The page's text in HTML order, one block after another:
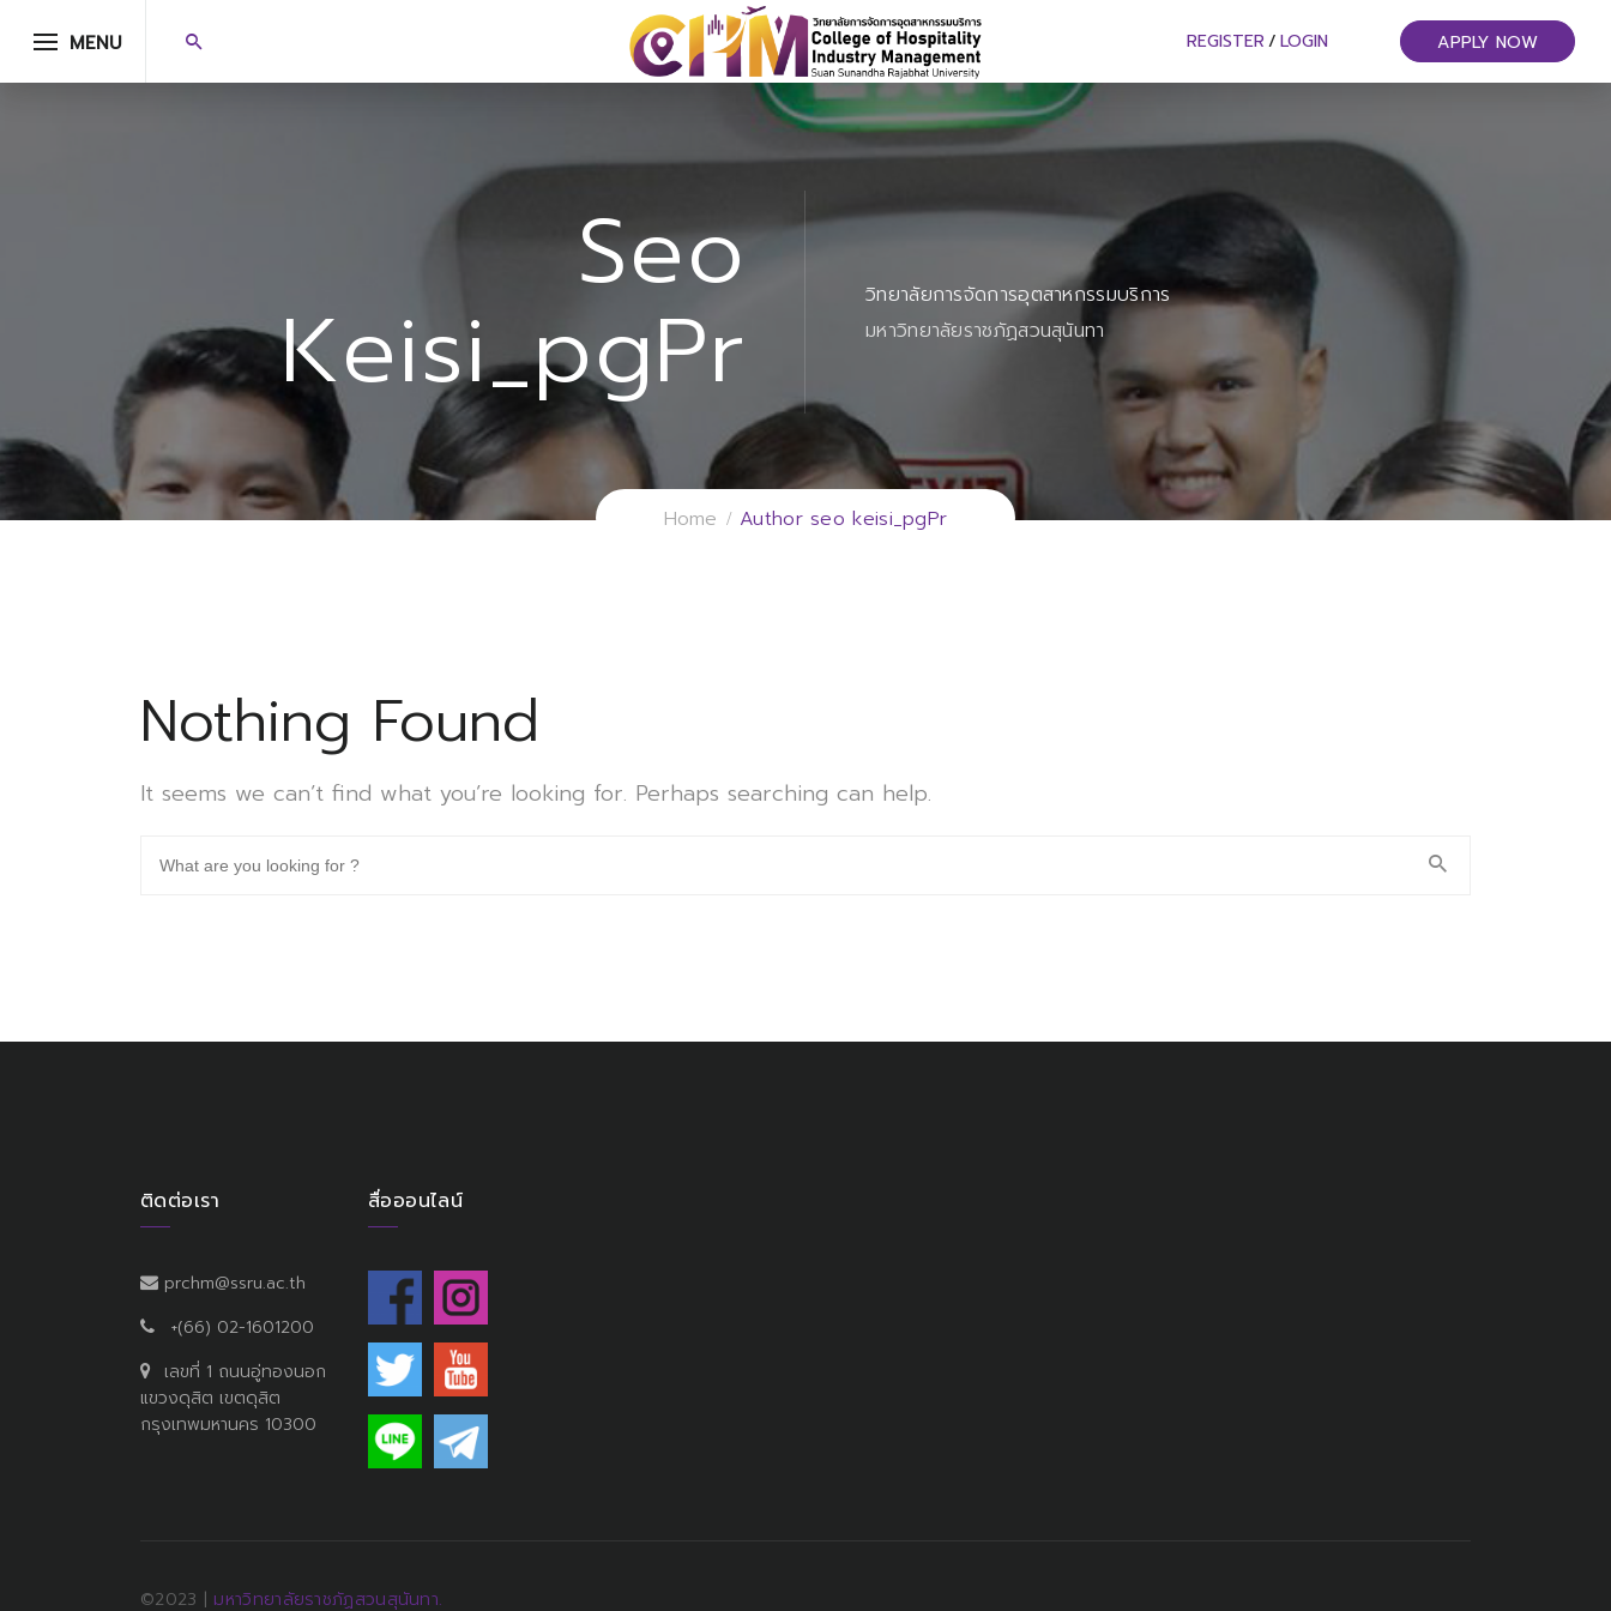
MENU REGISTER / LOGIN APPLY NOW
Seo
Keisi_pgPr
วิทยาลัยการจัดการอุตสาหกรรมบริการ
มหาวิทยาลัยราชภัฏสวนสุนันทา
Home Author seo keisi_pgPr
Nothing Found
It seems we can’t find what you’re looking for. Perhaps searching can help.
ติดต่อเรา
prchm@ssru.ac.th
+(66) 02-1601200
เลขที่ 1 ถนนอู่ทองนอก
แขวงดุสิต เขตดุสิต
กรุงเทพมหานคร 10300
สื่อออนไลน์
©2023 | มหาวิทยาลัยราชภัฏสวนสุนันทา.